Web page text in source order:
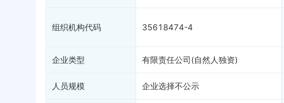
组织机构代码 35618474-4
企业类型 有限责任公司(自然人独资)
人员规模 企业选择不公示